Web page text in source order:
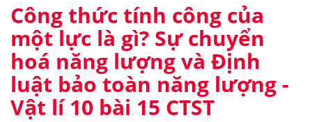
Công thức tính công của
một lực là gì? Sự chuyển
hoá năng lượng và Định
luật bảo toàn năng lượng -
Vật lí 10 bài 15 CTST